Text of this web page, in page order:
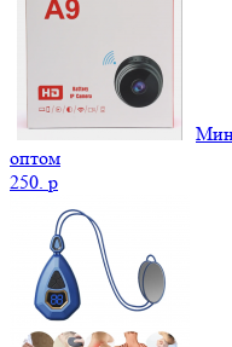
оптом
250. p